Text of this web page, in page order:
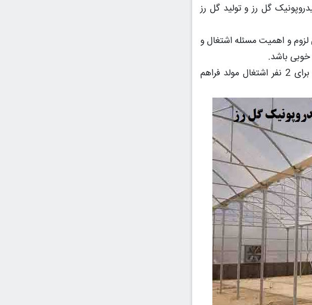
گل رز و تولید گل رز
لزوم و اهمیت مسئله اشتغال و
خوبی باشد.
درصورتی‌که طرح ایجاد این واحدهای گلخانه‌ای اجرایی شود به ازای هر 1000 مترمربع برای 2 نفر اشتغال مولد فراهم